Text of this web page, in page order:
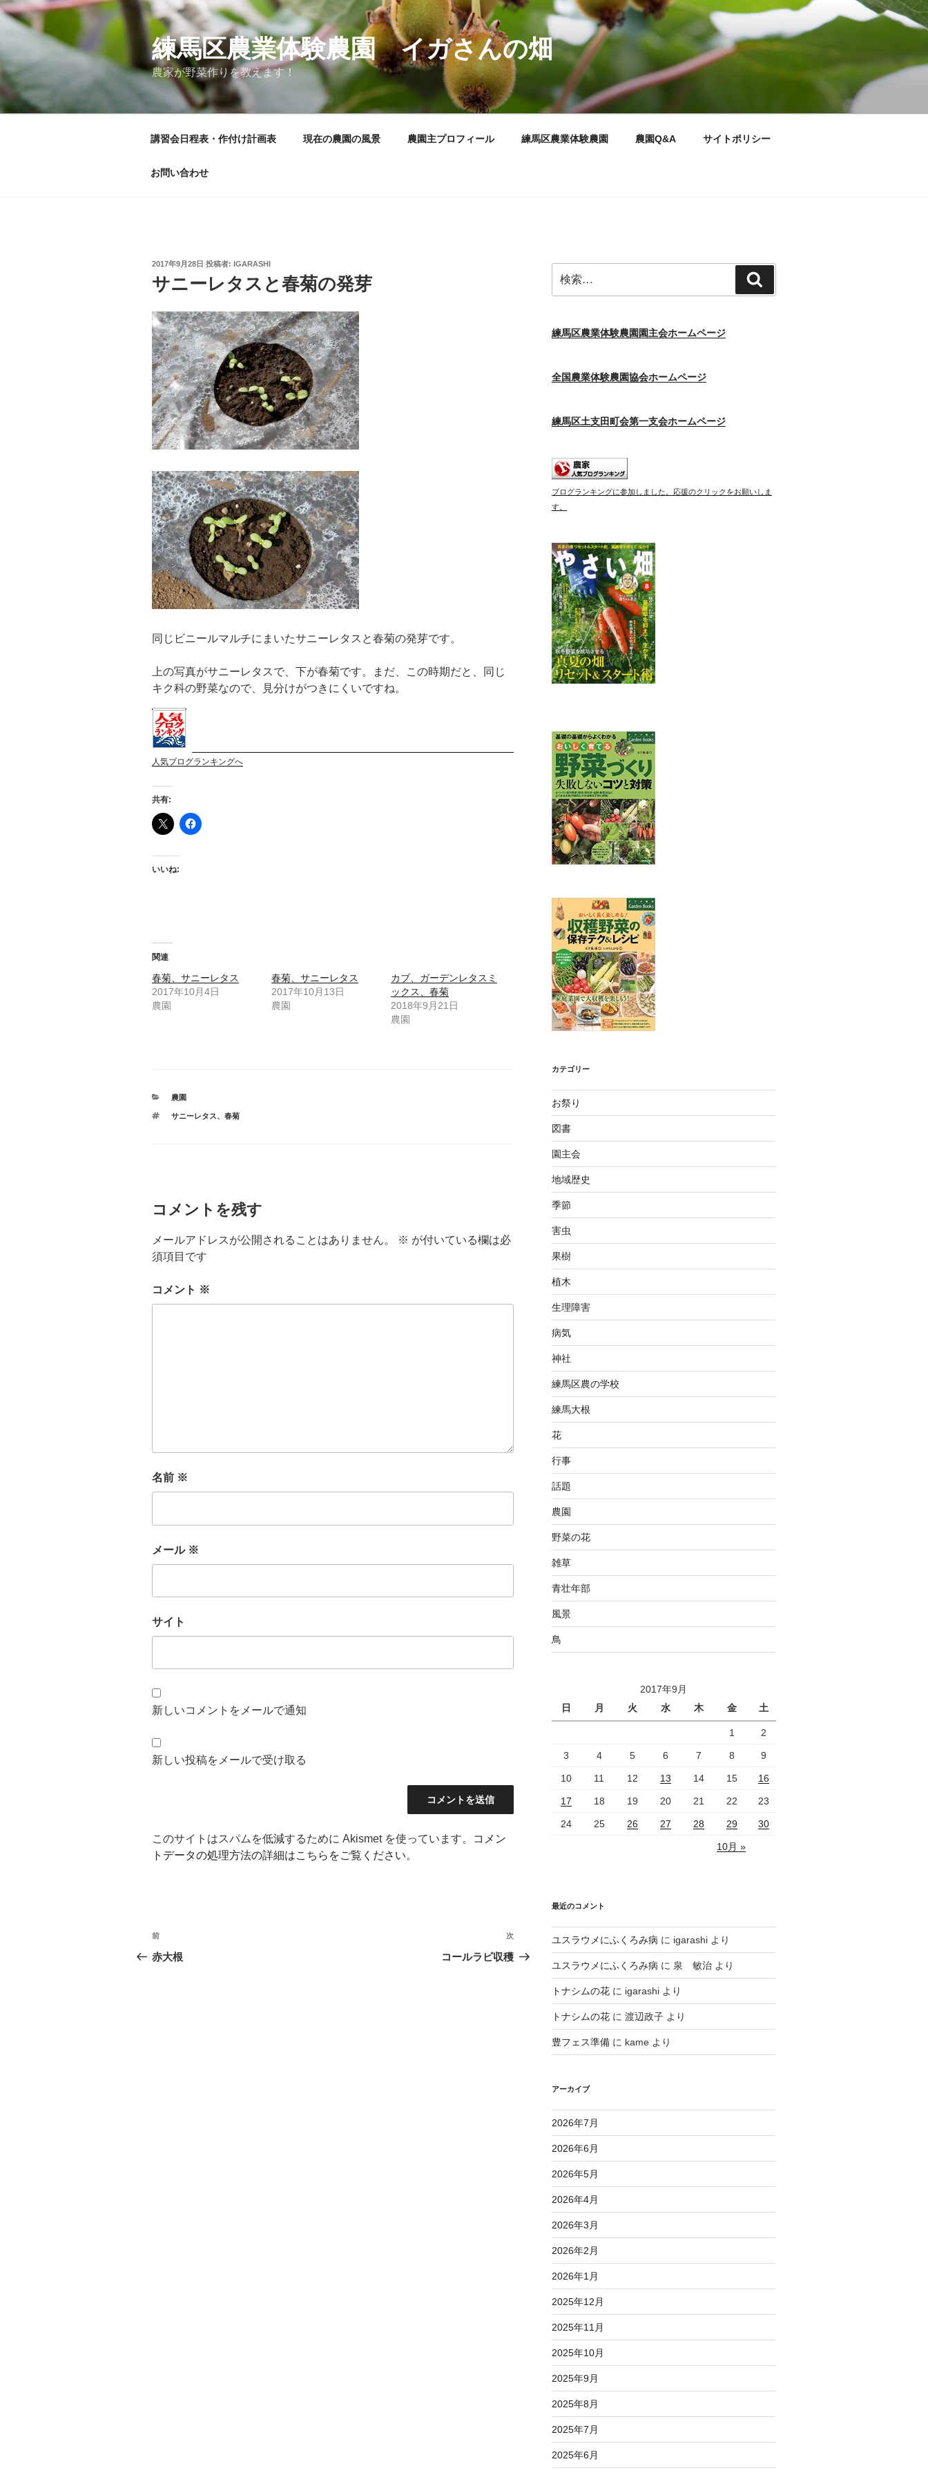
コ
ン
ン
ツ
へ
ス
練馬区農業体験農園 イガさんの畑
農家が野菜作りを教えます！
講習会日程表・作付け計画表 現在の農園の風景 農園主プロフィール 練馬区農業体験農園 農園Q&A サイトポリシー
お問い合わせ
投
日:
2017年9月28日 投稿者: IGARASHI
サニーレタスと春菊の発芽
同じビニールマルチにまいたサニーレタスと春菊の発芽です。
上の写真がサニーレタスで、下が春菊です。まだ、この時期だと、同じ
キク科の野菜なので、見分けがつきにくいですね。
人気ブログランキングへ
共有:
いいね:
関連
春菊、サニーレタス
2017年10月4日
農園
春菊、サニーレタス
2017年10月13日
農園
カブ、ガーデンレタスミ
ックス、春菊
2018年9月21日
農園
カ
ゴ
農園
タ
サニーレタス、 春菊
コメントを残す
メールアドレスが公開されることはありません。 ※ が付いている欄は必
須項目です
コメント ※
名前 ※
メール ※
サイト
新しいコメントをメールで通知
新しい投稿をメールで受け取る
このサイトはスパムを低減するために Akismet を使っています。
コメン
トデータの処理方法の詳細はこちらをご覧ください。
投
稿
前
の
前
赤大根
次
の
次
コールラビ収穫
索:
索
練馬区農業体験農園園主会ホームページ
全国農業体験農園協会ホームページ
練馬区土支田町会第一支会ホームページ
ブログランキングに参加しました。応援のクリックをお願いしま
す。
カテゴリー
お祭り
図書
園主会
地域歴史
季節
害虫
果樹
植木
生理障害
病気
神社
練馬区農の学校
練馬大根
花
行事
話題
農園
野菜の花
雑草
青壮年部
風景
鳥
2017年9月
日
月 火 水 木 金 土
1 2
3 4 5 6 7 8 9
10 11 12 13 14 15 16
17 18 19 20 21 22 23
24 25 26 27 28 29 30
10月 »
最近のコメント
ユスラウメにふくろみ病 に igarashiより
ユスラウメにふくろみ病 に 泉 敏治より
トナシムの花に igarashiより
トナシムの花に 渡辺政子より
豊フェス準備に kameより
アーカイブ
2026年7月
2026年6月
2026年5月
2026年4月
2026年3月
2026年2月
2026年1月
2025年12月
2025年11月
2025年10月
2025年9月
2025年8月
2025年7月
2025年6月